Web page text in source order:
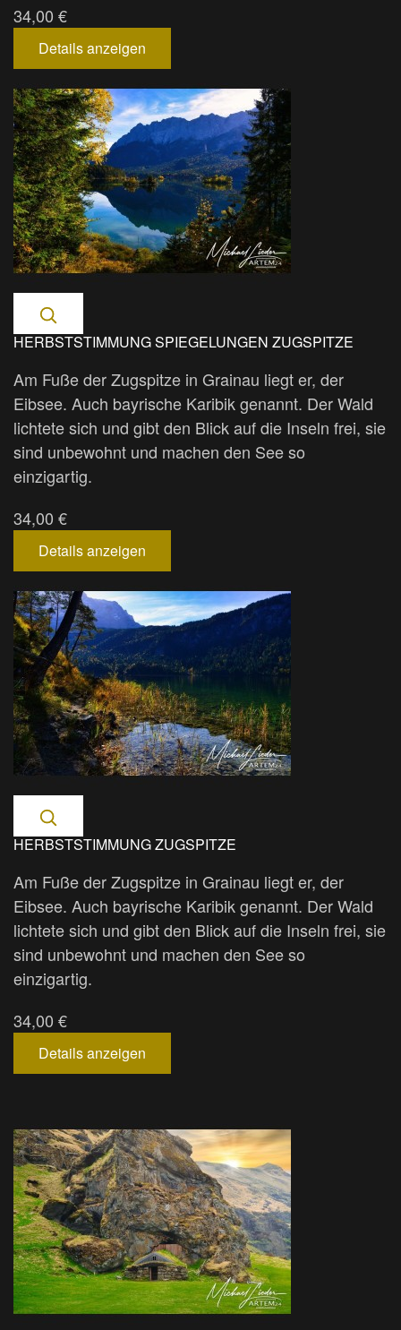
34,00 €
Details anzeigen
HERBSTSTIMMUNG SPIEGELUNGEN ZUGSPITZE
Am Fuße der Zugspitze in Grainau liegt er, der
Eibsee. Auch bayrische Karibik genannt. Der Wald
lichtete sich und gibt den Blick auf die Inseln frei, sie
sind unbewohnt und machen den See so
einzigartig.
34,00 €
Details anzeigen
HERBSTSTIMMUNG ZUGSPITZE
Am Fuße der Zugspitze in Grainau liegt er, der
Eibsee. Auch bayrische Karibik genannt. Der Wald
lichtete sich und gibt den Blick auf die Inseln frei, sie
sind unbewohnt und machen den See so
einzigartig.
34,00 €
Details anzeigen